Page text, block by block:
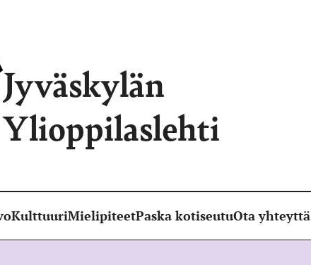
Jyväskylän
Ylioppilaslehti
KulttuuriMielipiteetPaska kotiseutuOta yhteyttä